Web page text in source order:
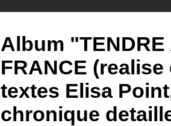
Album "TENDRE
FRANCE
textes Elisa
chronique